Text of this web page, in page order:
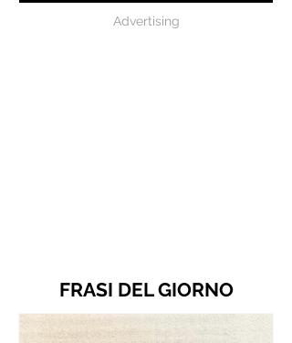
Advertising
FRASI DEL GIORNO